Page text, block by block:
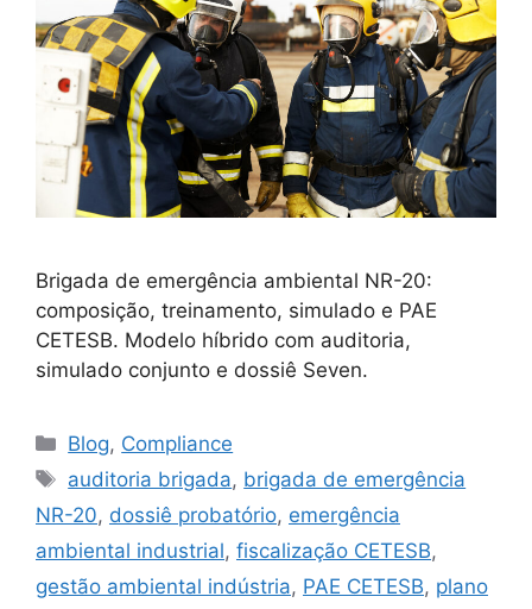
Brigada de emergência ambiental NR-20:
composição, treinamento, simulado e PAE
CETESB. Modelo híbrido com auditoria,
simulado conjunto e dossiê Seven.
Blog, Compliance
auditoria brigada, brigada de emergência
NR-20, dossiê probatório, emergência
ambiental industrial, fiscalização CETESB,
gestão ambiental indústria, PAE CETESB, plano